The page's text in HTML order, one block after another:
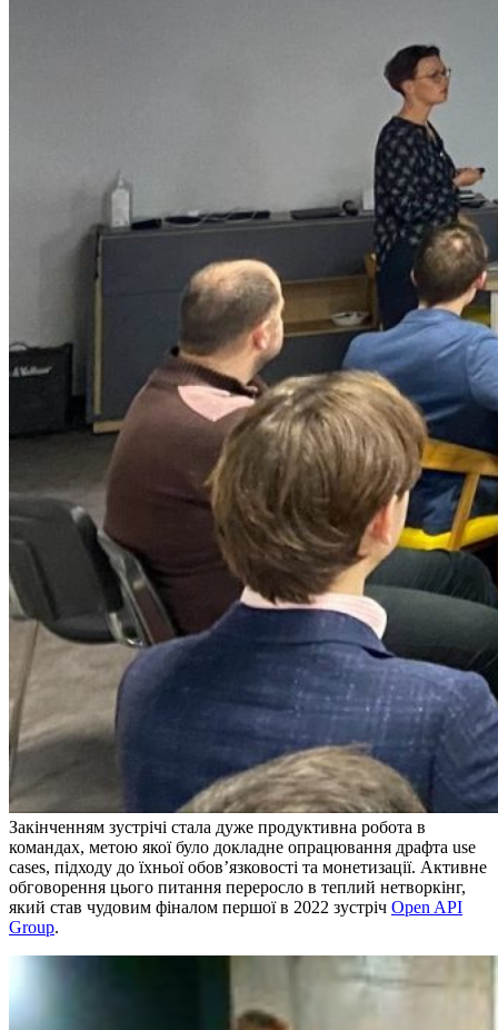
Закінченням зустрічі стала дуже продуктивна робота в
командах, метою якої було докладне опрацювання драфта use
cases, підходу до їхньої обов’язковості та монетизації. Активне
обговорення цього питання переросло в теплий нетворкінг,
який став чудовим фіналом першої в 2022 зустріч Open API
Group.